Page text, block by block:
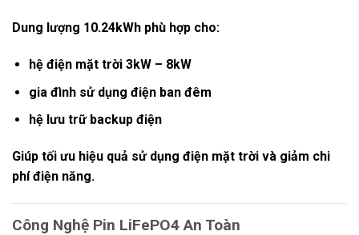
Dung lượng 10.24kWh phù hợp cho:
hệ điện mặt trời 3kW – 8kW
gia đình sử dụng điện ban đêm
hệ lưu trữ backup điện
Giúp tối ưu hiệu quả sử dụng điện mặt trời và giảm chi
phí điện năng.
Công Nghệ Pin LiFePO4 An Toàn